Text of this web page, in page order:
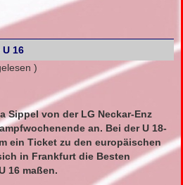
16
)
Sippel von der LG Neckar-Enz
an. Bei der U 18-
ein Ticket zu den europäischen
in Frankfurt die Besten
16 maßen.